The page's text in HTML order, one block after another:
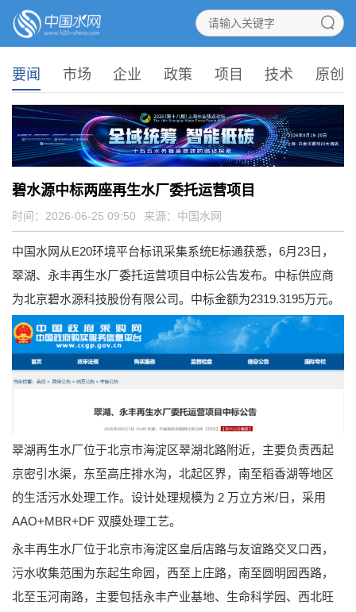
要闻 市场 企业 政策 项目 技术 原创
碧水源中标两座再生水厂委托运营项目
时间：2026-06-25 09:50 来源： 中国水网
中国水网从E20环境平台标讯采集系统E标通获悉，6月23日，
翠湖、永丰再生水厂委托运营项目中标公告发布。中标供应商
为北京碧水源科技股份有限公司。中标金额为2319.3195万元。
翠湖再生水厂位于北京市海淀区翠湖北路附近，主要负责西起
京密引水渠，东至高庄排水沟，北起区界，南至稻香湖等地区
的生活污水处理工作。设计处理规模为 2 万立方米/日，采用
AAO+MBR+DF 双膜处理工艺。
永丰再生水厂位于北京市海淀区皇后店路与友谊路交叉口西，
污水收集范围为东起生命园，西至上庄路，南至圆明园西路，
北至玉河南路，主要包括永丰产业基地、生命科学园、西北旺